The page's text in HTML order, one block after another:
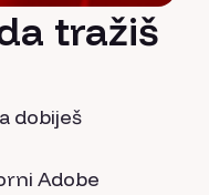
tražiš
dobiješ
Adobe